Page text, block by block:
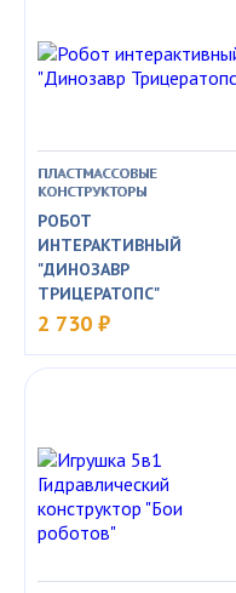
ПЛАСТМАССОВЫЕ
КОНСТРУКТОРЫ
РОБОТ
ИНТЕРАКТИВНЫЙ
"ДИНОЗАВР
ТРИЦЕРАТОПС"
2 730 ₽